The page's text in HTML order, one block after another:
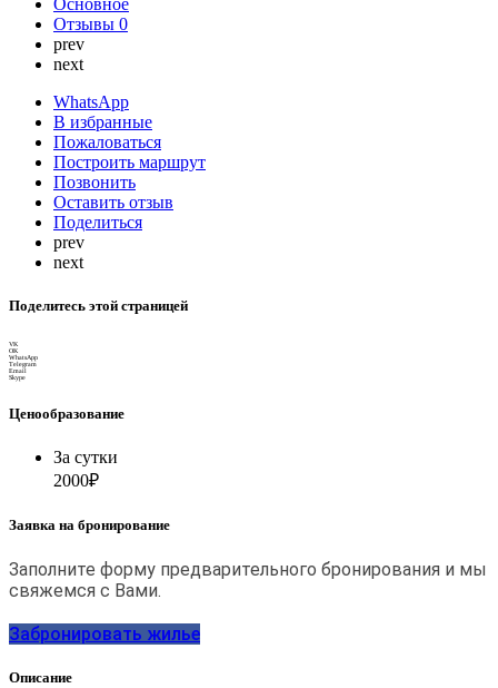
Основное
Отзывы 0
prev
next
WhatsApp
В избранные
Пожаловаться
Построить маршрут
Позвонить
Оставить отзыв
Поделиться
prev
next
Поделитесь этой страницей
VK
OK
WhatsApp
Telegram
Email
Skype
Ценообразование
За сутки
2000₽
Заявка на бронирование
Заполните форму предварительного бронирования и мы
свяжемся с Вами.
Забронировать жилье
Описание